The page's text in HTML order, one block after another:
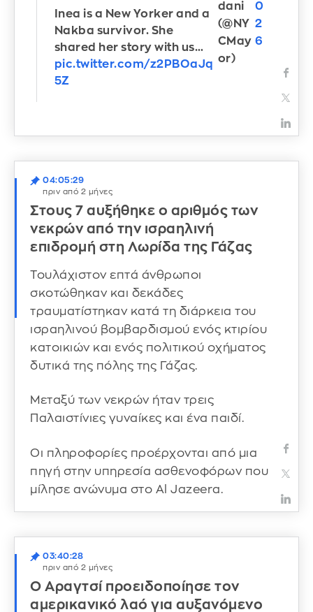
Inea is a New Yorker and a
Nakba survivor. She
shared her story with us…
pic.twitter.com/z2PBOaJq
5Z
dani
(@NY
CMay
or)
0
2
6
04:05:29
πριν από 2 μήνες
Στους 7 αυξήθηκε ο αριθμός των
νεκρών από την ισραηλινή
επιδρομή στη Λωρίδα της Γάζας
Τουλάχιστον επτά άνθρωποι
σκοτώθηκαν και δεκάδες
τραυματίστηκαν κατά τη διάρκεια του
ισραηλινού βομβαρδισμού ενός κτιρίου
κατοικιών και ενός πολιτικού οχήματος
δυτικά της πόλης της Γάζας.
Μεταξύ των νεκρών ήταν τρεις
Παλαιστίνιες γυναίκες και ένα παιδί.
Οι πληροφορίες προέρχονται από μια
πηγή στην υπηρεσία ασθενοφόρων που
μίλησε ανώνυμα στο Al Jazeera.
03:40:28
πριν από 2 μήνες
Ο Αραγτσί προειδοποίησε τον
αμερικανικό λαό για αυξανόμενο